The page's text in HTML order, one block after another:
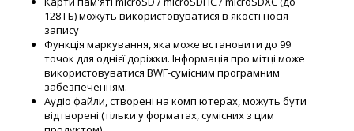
128 ГБ) можуть використовуватися в якості носія
запису
Функція маркування, яка може встановити до 99
точок для однієї доріжки. Інформація про мітці може
використовуватися BWF-сумісним програмним
забезпеченням.
Аудіо файли, створені на комп'ютерах, можуть бути
відтворені (тільки у форматах, сумісних з цим